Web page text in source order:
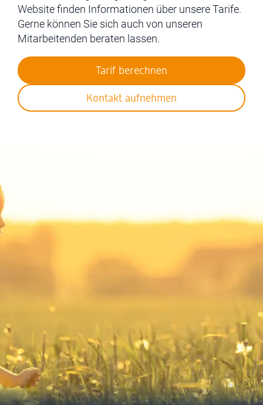
Website finden Informationen über unsere Tarife.
Gerne können Sie sich auch von unseren
Mitarbeitenden beraten lassen.
Tarif berechnen
Kontakt aufnehmen